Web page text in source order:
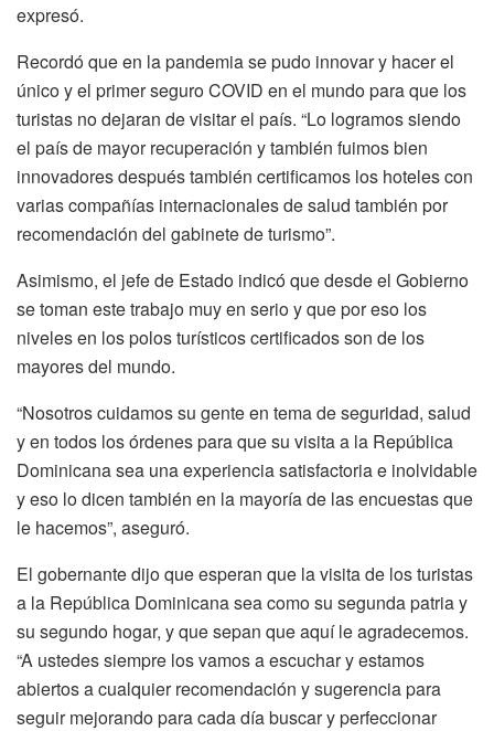
expresó.
Recordó que en la pandemia se pudo innovar y hacer el
único y el primer seguro COVID en el mundo para que los
turistas no dejaran de visitar el país. “Lo logramos siendo
el país de mayor recuperación y también fuimos bien
innovadores después también certificamos los hoteles con
varias compañías internacionales de salud también por
recomendación del gabinete de turismo”.
Asimismo, el jefe de Estado indicó que desde el Gobierno
se toman este trabajo muy en serio y que por eso los
niveles en los polos turísticos certificados son de los
mayores del mundo.
“Nosotros cuidamos su gente en tema de seguridad, salud
y en todos los órdenes para que su visita a la República
Dominicana sea una experiencia satisfactoria e inolvidable
y eso lo dicen también en la mayoría de las encuestas que
le hacemos”, aseguró.
El gobernante dijo que esperan que la visita de los turistas
a la República Dominicana sea como su segunda patria y
su segundo hogar, y que sepan que aquí le agradecemos.
“A ustedes siempre los vamos a escuchar y estamos
abiertos a cualquier recomendación y sugerencia para
seguir mejorando para cada día buscar y perfeccionar